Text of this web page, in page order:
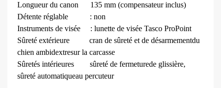
Longueur du canon
135 mm (compensateur inclus)
Détente réglable
: non
Instruments de visée
: lunette de visée Tasco ProPoint
Sûreté extérieure
cran de sûreté et de désarmementdu
chien ambidextresur la carcasse
Sûretés intérieures
sûreté de fermeturede glissière,
sûreté automatiqueau percuteur